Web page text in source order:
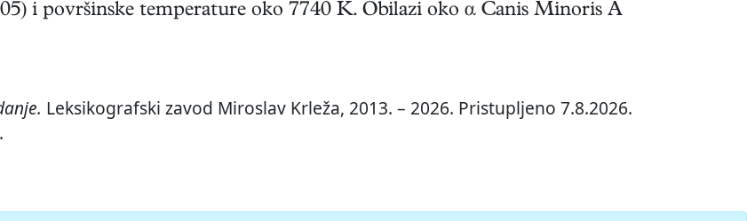
i površinske temperature oko 7740 K. Obilazi oko α Canis Minoris A
Leksikografski zavod Miroslav Krleža, 2013. – 2026. Pristupljeno 7.8.2026.